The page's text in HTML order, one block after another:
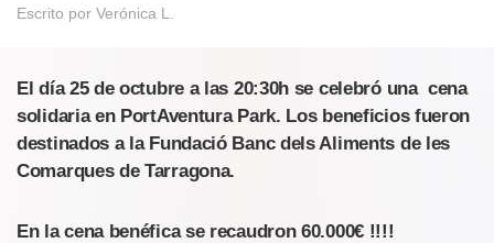
Escrito por Verónica L.
El día 25 de octubre a las 20:30h se celebró una cena
solidaria en PortAventura Park. Los beneficios fueron
destinados a la Fundació Banc dels Aliments de les
Comarques de Tarragona.
En la cena benéfica se recaudron 60.000€ !!!!